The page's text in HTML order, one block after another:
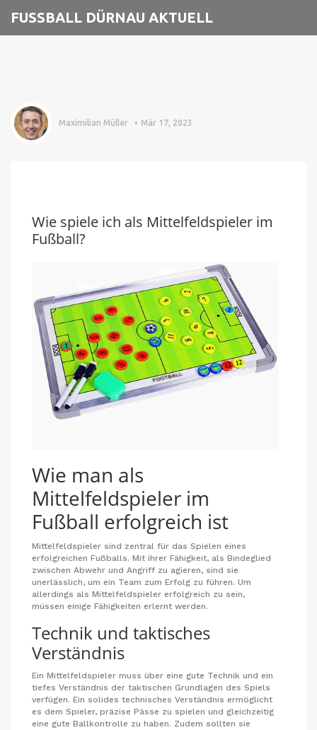
FUSSBALL DÜRNAU AKTUELL
Maximilian Müller Mär 17, 2023
Wie spiele ich als Mittelfeldspieler im
Fußball?
Wie man als
Mittelfeldspieler im
Fußball erfolgreich ist
Mittelfeldspieler sind zentral für das Spielen eines
erfolgreichen Fußballs. Mit ihrer Fähigkeit, als Bindeglied
zwischen Abwehr und Angriff zu agieren, sind sie
unerlässlich, um ein Team zum Erfolg zu führen. Um
allerdings als Mittelfeldspieler erfolgreich zu sein,
müssen einige Fähigkeiten erlernt werden.
Technik und taktisches
Verständnis
Ein Mittelfeldspieler muss über eine gute Technik und ein
tiefes Verständnis der taktischen Grundlagen des Spiels
verfügen. Ein solides technisches Verständnis ermöglicht
es dem Spieler, präzise Pässe zu spielen und gleichzeitig
eine gute Ballkontrolle zu haben. Zudem sollten sie